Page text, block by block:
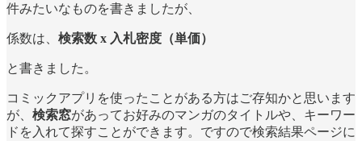
件みたいなものを書きましたが、
係数は、 検索数 x 入札密度（単価）
と書きました。
コミックアプリを使ったことがある方はご存知かと思います
が、 検索窓があってお好みのマンガのタイトルや、キーワー
ドを入れて探すことができます。ですので検索結果ページに